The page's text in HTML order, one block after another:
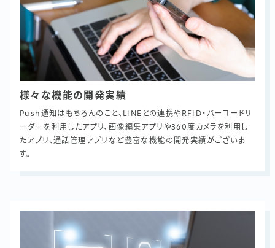
様々な機能の開発実績
Push通知はもちろんのこと、LINEとの連携やRFID・バーコードリ
ーダーを利用したアプリ、画像編集アプリや360度カメラを利用し
たアプリ、通話管理アプリなど豊富な機能の開発実績がございま
す。